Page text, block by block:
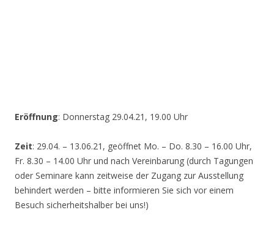
Eröffnung: Donnerstag 29.04.21, 19.00 Uhr
Zeit: 29.04. – 13.06.21, geöffnet Mo. – Do. 8.30 – 16.00 Uhr,
Fr. 8.30 – 14.00 Uhr und nach Vereinbarung (durch Tagungen
oder Seminare kann zeitweise der Zugang zur Ausstellung
behindert werden – bitte informieren Sie sich vor einem
Besuch sicherheitshalber bei uns!)